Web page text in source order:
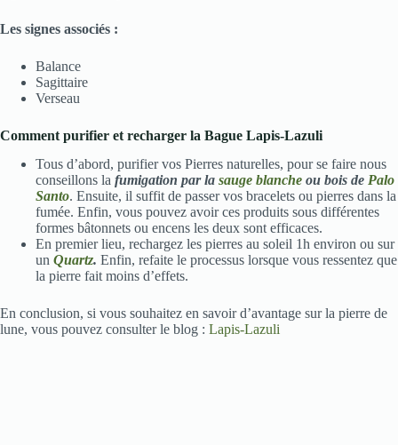
Les signes associés :
Balance
Sagittaire
Verseau
Comment purifier et recharger la Bague Lapis-Lazuli
Tous d’abord, purifier vos Pierres naturelles, pour se faire nous
conseillons la fumigation par la sauge blanche ou bois de Palo
Santo. Ensuite, il suffit de passer vos bracelets ou pierres dans la
fumée. Enfin, vous pouvez avoir ces produits sous différentes
formes bâtonnets ou encens les deux sont efficaces.
En premier lieu, rechargez les pierres au soleil 1h environ ou sur
un Quartz. Enfin, refaite le processus lorsque vous ressentez que
la pierre fait moins d’effets.
En conclusion, si vous souhaitez en savoir d’avantage sur la pierre de
lune, vous pouvez consulter le blog : Lapis-Lazuli